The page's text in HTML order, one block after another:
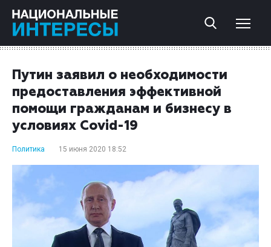
Путин заявил о необходимости
предоставления эффективной
помощи гражданам и бизнесу в
условиях Covid-19
Политика 15 июня 2020 18:52